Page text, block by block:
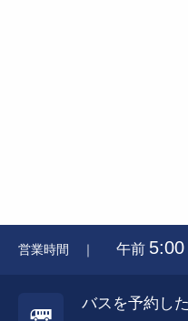
営業時間 ｜ 午前 5:00
バスを予約し